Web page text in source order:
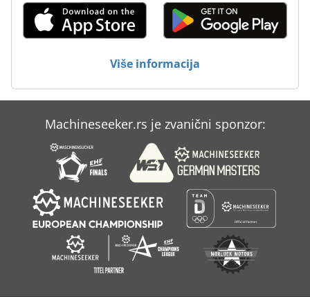
Više informacija
Machineseeker.rs je zvanični sponzor: